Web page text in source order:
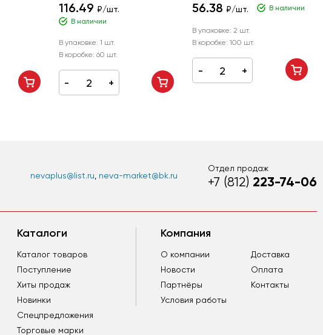
116.49 ₽/шт.
В наличии
В упаковке: 1 шт.
В коробке: 60 шт.
56.38₽/шт. В наличии
В упаковке:2 шт.
В коробке:100 шт.
Отдел продаж
+7 (812) 223-74-06
nevaplus@list.ru neva-market@bk.ru
Компания
О компании
Новости
Партнёры
Условия работы
Доставка
Оплата
Контакты
Каталоги
Каталог товаров
Поступление
Хиты продаж
Новинки
Спецпредложения
Торговые марки